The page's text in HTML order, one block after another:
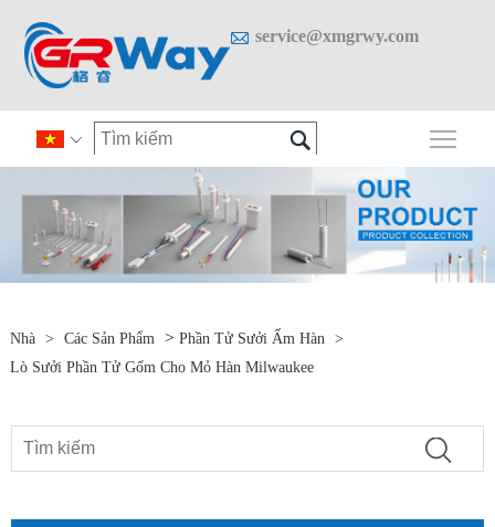
 service@xmgrwy.com
 
Nhà > Các Sản Phẩm > Phần Tử Sưởi Ấm Hàn
>
Lò Sưởi Phần Tử Gốm Cho Mỏ Hàn Milwaukee